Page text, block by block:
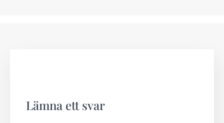
Lämna ett svar